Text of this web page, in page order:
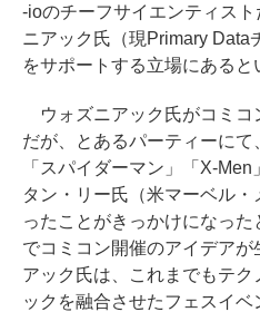
-ioのチーフサイエンティス
ニアック氏（現Primary Data
をサポートする立場にあると
ウォズニアック氏がコミコ
だが、とあるパーティーに
「スパイダーマン」「X-
タン・リー氏（米マーベル
ったことがきっかけになっ
でコミコン開催のアイデア
アック氏は、これまでもテ
ックを融合させたフェスイ